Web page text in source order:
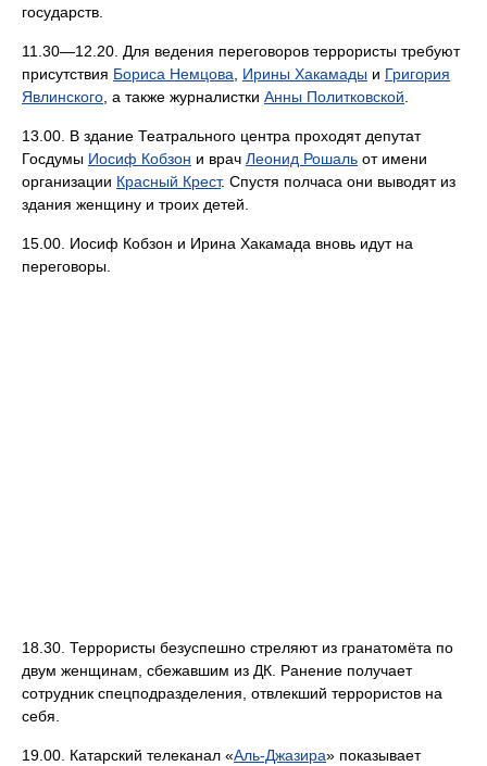
государств.
11.30—12.20. Для ведения переговоров террористы требуют
присутствия Бориса Немцова, Ирины Хакамады и Григория
Явлинского, а также журналистки Анны Политковской.
13.00. В здание Театрального центра проходят депутат
Госдумы Иосиф Кобзон и врач Леонид Рошаль от имени
организации Красный Крест. Спустя полчаса они выводят из
здания женщину и троих детей.
15.00. Иосиф Кобзон и Ирина Хакамада вновь идут на
переговоры.
18.30. Террористы безуспешно стреляют из гранатомёта по
двум женщинам, сбежавшим из ДК. Ранение получает
сотрудник спецподразделения, отвлекший террористов на
себя.
19.00. Катарский телеканал «Аль-Джазира» показывает